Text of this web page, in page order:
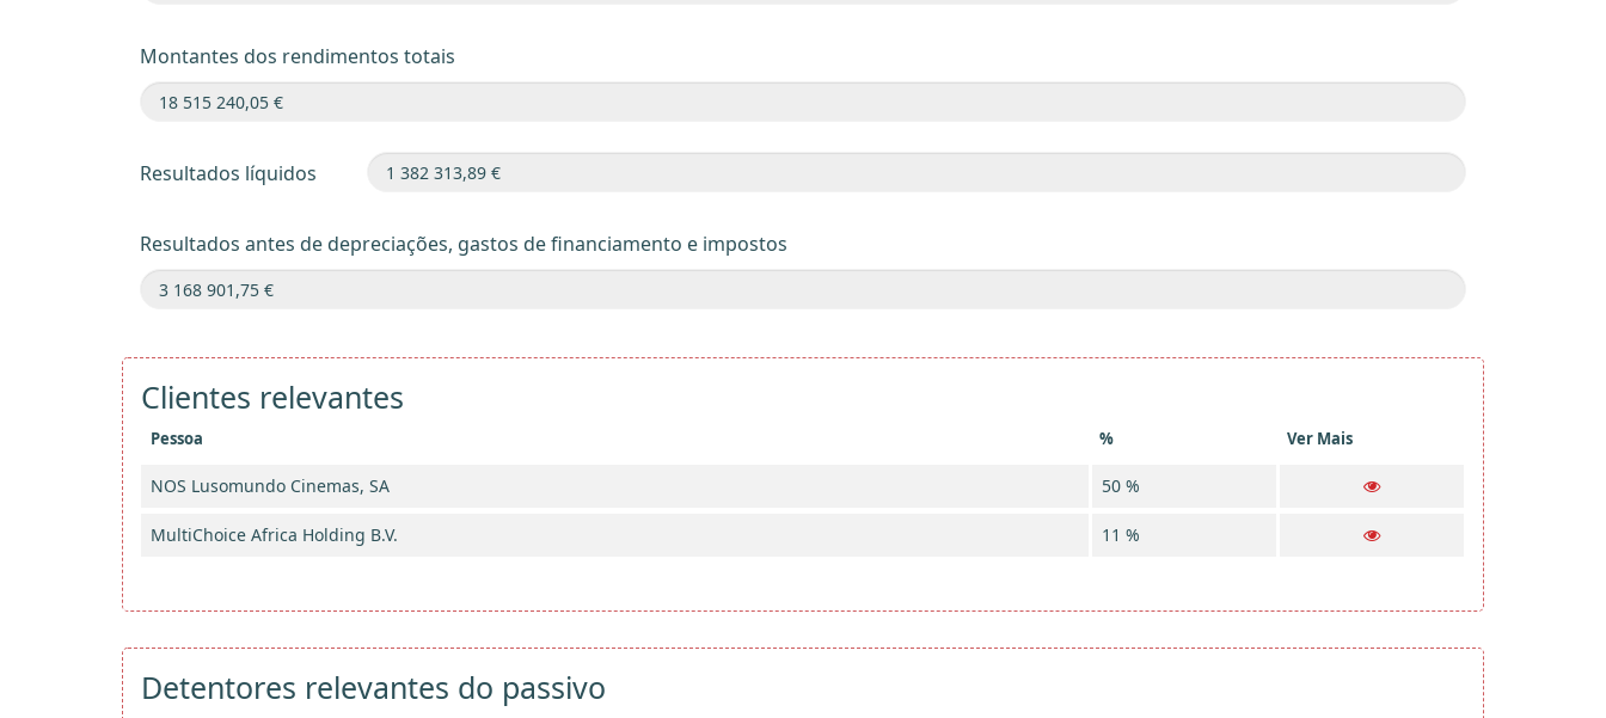
Montantes dos rendimentos totais
Resultados líquidos
Resultados antes de depreciações, gastos de financiamento e impostos
Clientes relevantes
Pessoa % Ver Mais
NOS Lusomundo Cinemas, SA 50 %
MultiChoice Africa Holding B.V. 11 %
Detentores relevantes do passivo